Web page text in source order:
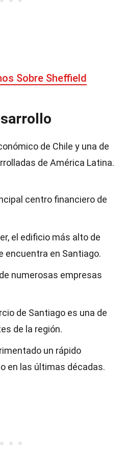
Sobre Sheffield
de Chile y una de
de América Latina.
centro financiero de
el edificio más alto de
encuentra en Santiago.
numerosas empresas
de Santiago es una de
de la región.
un rápido
en las últimas décadas.